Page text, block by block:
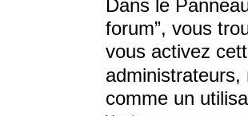
Dans le
forum”, vous
vous activez
comme un